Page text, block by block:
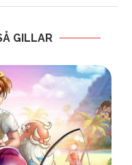
GILLAR